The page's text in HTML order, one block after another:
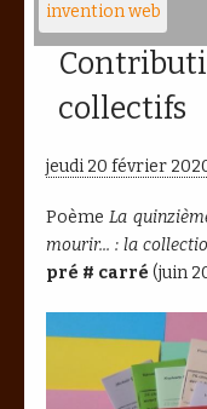
invention web
collectifs
jeudi 20 février
PoèmeLa
mourir... : la
pré # carré (juin